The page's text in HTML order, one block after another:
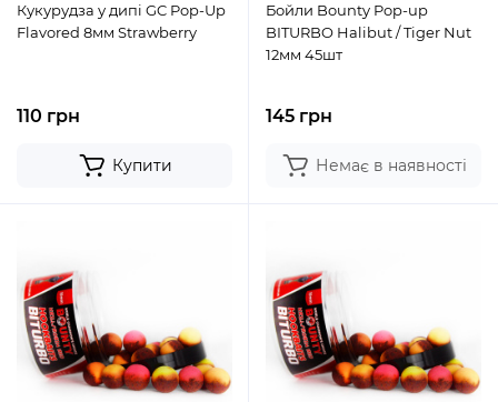
Кукурудза у дипі GC Pop-Up
Flavored 8мм Strawberry
110 грн
Купити
Бойли Bounty Pop-up
BITURBO Halibut / Tiger Nut
12мм 45шт
145 грн
Немає в наявності